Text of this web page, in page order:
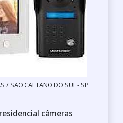
/ SÃO CAETANO DO SUL - SP
câmeras